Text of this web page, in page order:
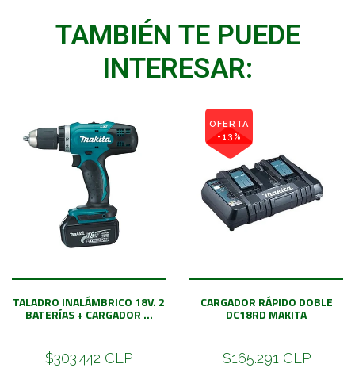
TAMBIÉN TE PUEDE
INTERESAR:
TALADRO INALÁMBRICO 18V. 2
BATERÍAS + CARGADOR ...
$303.442 CLP
OFERTA
-13%
CARGADOR RÁPIDO DOBLE
DC18RD MAKITA
$165.291 CLP